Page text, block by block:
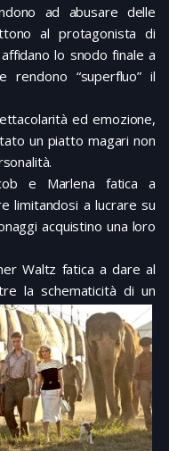
ad abusare delle
al protagonista di
lo snodo finale a
“superfluo” il
ed emozione,
un piatto magari non
e Marlena fatica a
limitandosi a lucrare su
acquistino una loro
Waltz fatica a dare al
la schematicità di un